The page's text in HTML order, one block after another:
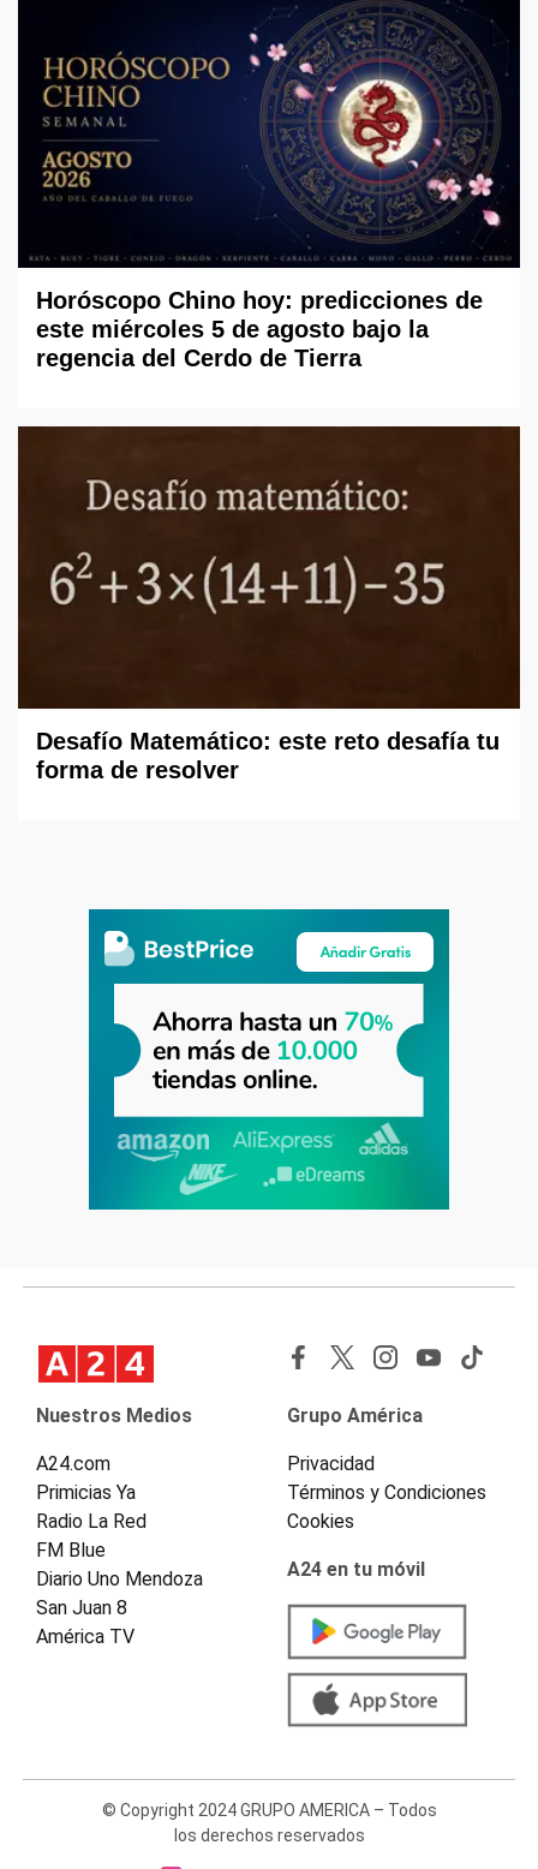
Horóscopo Chino hoy: predicciones de
este miércoles 5 de agosto bajo la
regencia del Cerdo de Tierra
Desafío Matemático: este reto desafía tu
forma de resolver
Nuestros Medios
A24.com
Primicias Ya
Radio La Red
FM Blue
Diario Uno Mendoza
San Juan 8
América TV
Grupo América
Privacidad
Términos y Condiciones
Cookies
A24 en tu móvil
© Copyright 2024 GRUPO AMERICA – Todos
los derechos reservados